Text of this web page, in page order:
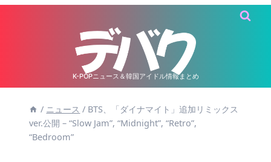
K-POPニュース＆韓国アイドル情報まとめ
/ ニュース / BTS、「ダイナマイト」追加リミックス
ver.公開 – “Slow Jam”, “Midnight”, “Retro”,
“Bedroom”